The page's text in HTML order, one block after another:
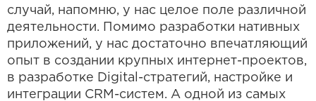
случай, напомню, у нас целое поле различной
деятельности. Помимо разработки нативных
приложений, у нас достаточно впечатляющий
опыт в создании крупных интернет-проектов,
в разработке Digital-стратегий, настройке и
интеграции CRM-систем. А одной из самых